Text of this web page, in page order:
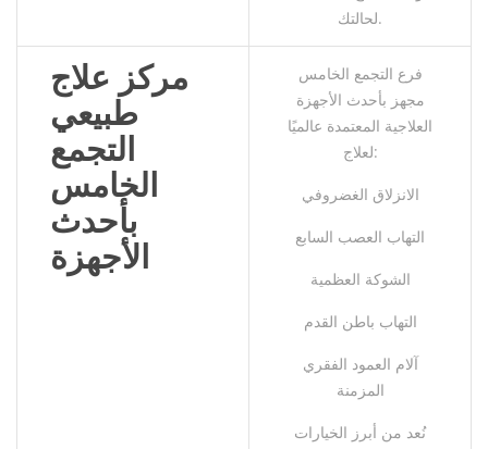
لحالتك.
مركز علاج
طبيعي
التجمع
الخامس
بأحدث
الأجهزة
فرع التجمع الخامس
مجهز بأحدث الأجهزة
العلاجية المعتمدة عالميًا
لعلاج:
الانزلاق الغضروفي
التهاب العصب السابع
الشوكة العظمية
التهاب باطن القدم
آلام العمود الفقري
المزمنة
نُعد من أبرز الخيارات